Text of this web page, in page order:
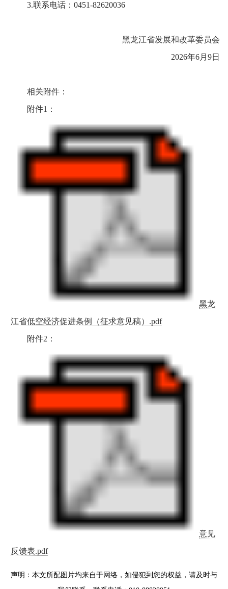
3.联系电话：0451-82620036
黑龙江省发展和改革委员会
2026年6月9日
相关附件：
附件1：
黑龙
江省低空经济促进条例（征求意见稿）.pdf
附件2：
意见
反馈表.pdf
声明：本文所配图片均来自于网络，如侵犯到您的权益，请及时与